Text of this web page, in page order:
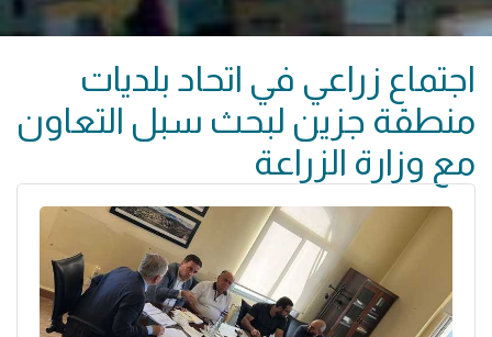
اجتماع زراعي في اتحاد بلديات
منطقة جزين لبحث سبل التعاون
مع وزارة الزراعة